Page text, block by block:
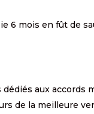
6 mois en fût de
dédiés aux accords
de la meilleure